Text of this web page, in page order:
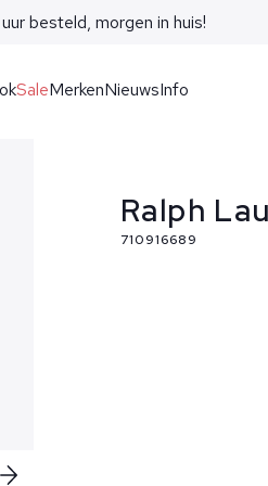
besteld, morgen in huis!
SaleMerkenNieuwsInfo
Ralph
710916689